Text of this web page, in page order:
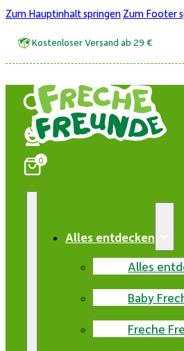
Zum Hauptinhalt springen Zum Footer
Kostenloser Versand ab 29 €
0
Alles entdecken
Alles
Baby
Freche